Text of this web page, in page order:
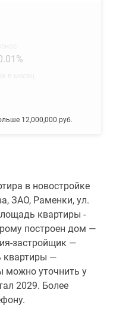
12,000,000 руб.
в новостройке
ЗАО, Раменки, ул.
квартиры -
построен дом —
застройщик —
квартиры —
можно уточнить у
2029. Более